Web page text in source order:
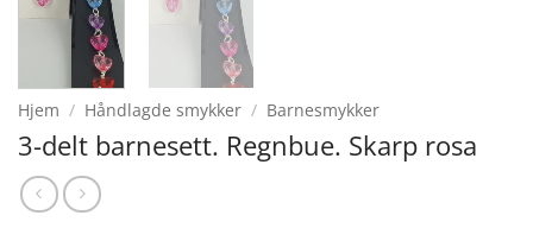
Hjem / Håndlagde smykker / Barnesmykker
3-delt barnesett. Regnbue. Skarp rosa